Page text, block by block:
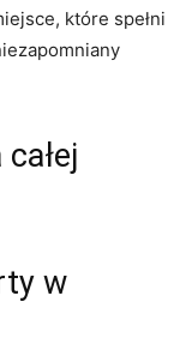
które spełni
w